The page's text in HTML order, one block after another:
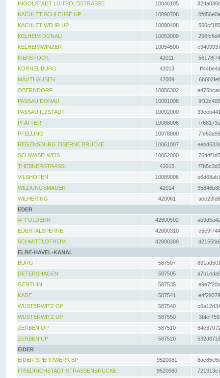
INGOLSTADT LUITPOLDSTRASSE
10046105
KACHLET SCHLEUSE UP
10090708
KACHLET WEHR UP
10090408
KELHEIM DONAU
10053009
KELHEIMWINZER
10054500
KIENSTOCK
42011
KORNEUBURG
42013
MAUTHAUSEN
42009
OBERNDORF
10056302
PASSAU DONAU
10091008
PASSAU ILZSTADT
10092000
PFATTER
10068006
PFELLING
10078000
REGENSBURG EISERNE BRÜCKE
10061007
SCHWABELWEIS
10062000
THEBNERSTRASSL
42015
VILSHOFEN
10089006
WILDUNGSMAUER
42014
WILHERING
420061
EDER
AFFOLDERN
42800502
EDERTALSPERRE
42800310
SCHMITTLOTHEIM
42800309
ELBE-HAVEL-KANAL
BURG
587507
DETERSHAGEN
587505
GENTHIN
587535
KADE
587541
WUSTERWITZ OP
587540
WUSTERWITZ UP
587550
ZERBEN OP
587510
ZERBEN UP
587520
EIDER
EIDER-SPERRWERK BP
9520081
FRIEDRICHSTADT STRASSENBRÜCKE
9520060